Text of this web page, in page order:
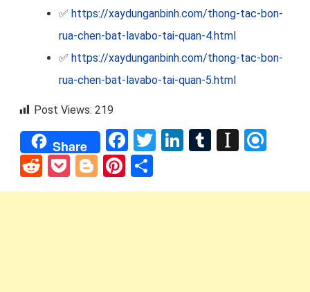
✅ https://xaydunganbinh.com/thong-tac-bon-
rua-chen-bat-lavabo-tai-quan-4.html
✅ https://xaydunganbinh.com/thong-tac-bon-
rua-chen-bat-lavabo-tai-quan-5.html
Post Views: 219
Share Facebook
TwitterLinkedIn
Tumblr
RedditPocket
BloggerPinterest